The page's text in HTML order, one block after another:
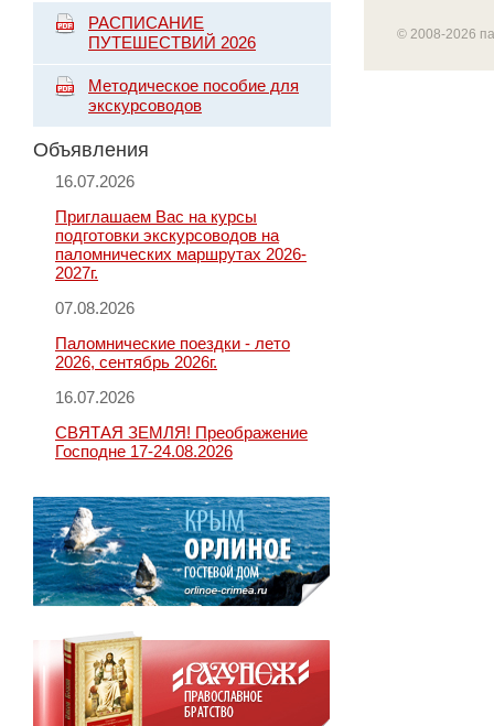
РАСПИСАНИЕ
ПУТЕШЕСТВИЙ 2026
Методическое пособие для
экскурсоводов
Объявления
16.07.2026
Приглашаем Вас на курсы
подготовки экскурсоводов на
паломнических маршрутах 2026-
2027г.
07.08.2026
Паломнические поездки - лето
2026, сентябрь 2026г.
16.07.2026
СВЯТАЯ ЗЕМЛЯ! Преображение
Господне 17-24.08.2026
© 2008-2026